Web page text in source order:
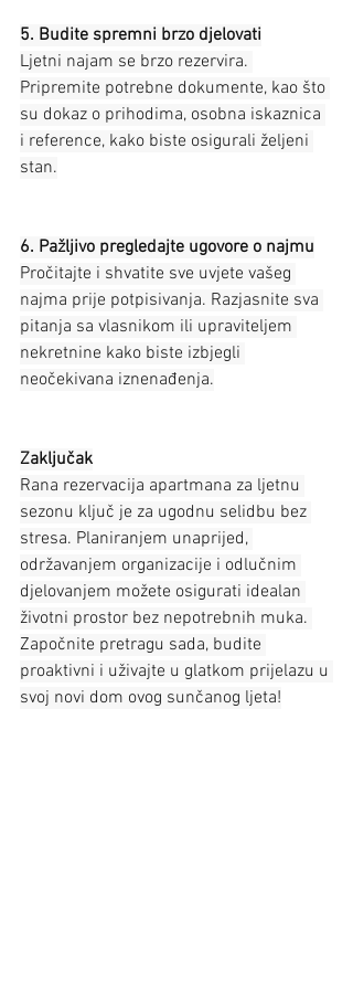
5. Budite spremni brzo djelovati
Ljetni najam se brzo rezervira.
Pripremite potrebne dokumente, kao što
su dokaz o prihodima, osobna iskaznica
i reference, kako biste osigurali željeni
stan.
6. Pažljivo pregledajte ugovore o najmu
Pročitajte i shvatite sve uvjete vašeg
najma prije potpisivanja. Razjasnite sva
pitanja sa vlasnikom ili upraviteljem
nekretnine kako biste izbjegli
neočekivana iznenađenja.
Zaključak
Rana rezervacija apartmana za ljetnu
sezonu ključ je za ugodnu selidbu bez
stresa. Planiranjem unaprijed,
održavanjem organizacije i odlučnim
djelovanjem možete osigurati idealan
životni prostor bez nepotrebnih muka.
Započnite pretragu sada, budite
proaktivni i uživajte u glatkom prijelazu u
svoj novi dom ovog sunčanog ljeta!